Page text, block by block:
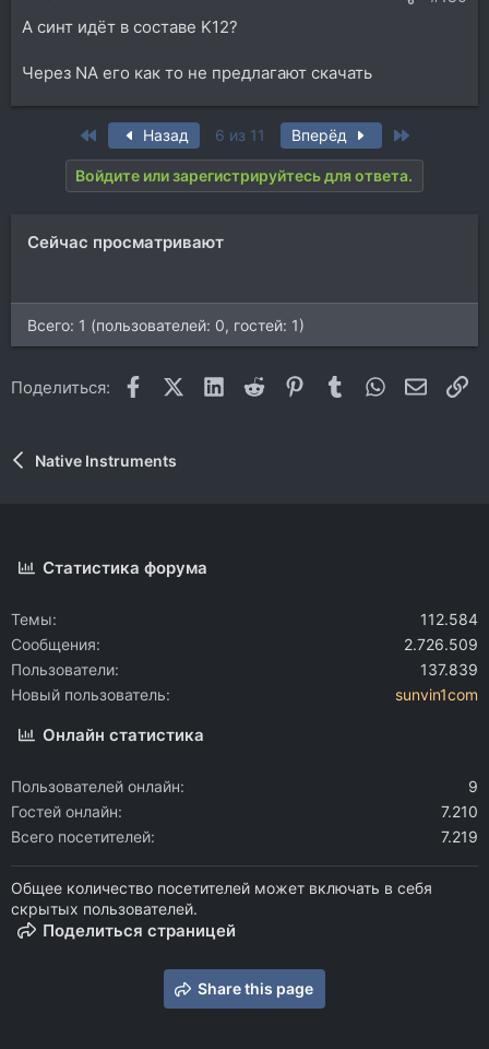
А синт идёт в составе K12?
Через NA его как то не предлагают скачать
First Назад 6 из 11 Вперёд
Войдите или зарегистрируйтесь для ответа.
Сейчас просматривают
Всего: 1 (пользователей: 0, гостей: 1)
Поделиться: FacebookX (Twitter)
LinkedIn
Reddit Pinterest
Tumblr WhatsApp
Native Instruments
Статистика форума
Темы
112.584
Сообщения
2.726.509
Пользователи
137.839
Новый пользователь
sunvin1com
Онлайн статистика
Пользователей онлайн
9
Гостей онлайн
7.210
Всего посетителей
7.219
Общее количество посетителей может включать в себя
скрытых пользователей.
Поделиться страницей
Share this page